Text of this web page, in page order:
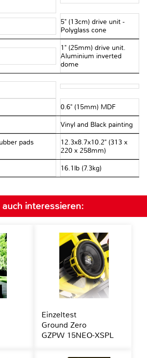
5" (13cm) drive unit -
Polyglass cone
1" (25mm) drive unit.
Aluminium inverted
dome
0.6" (15mm) MDF
Vinyl and Black painting
12.3x8.7x10.2" (313 x
220 x 258mm)
16.1lb (7.3kg)
interessieren:
Einzeltest
Ground Zero
GZPW 15NEO-XSPL